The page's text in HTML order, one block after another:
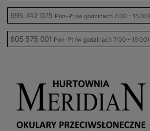
695 742 075 Pon-Pt (w godzinach 7:00 – 15:00)
605 575 001 Pon-Pt (w godzinach 7:00 – 15:00)